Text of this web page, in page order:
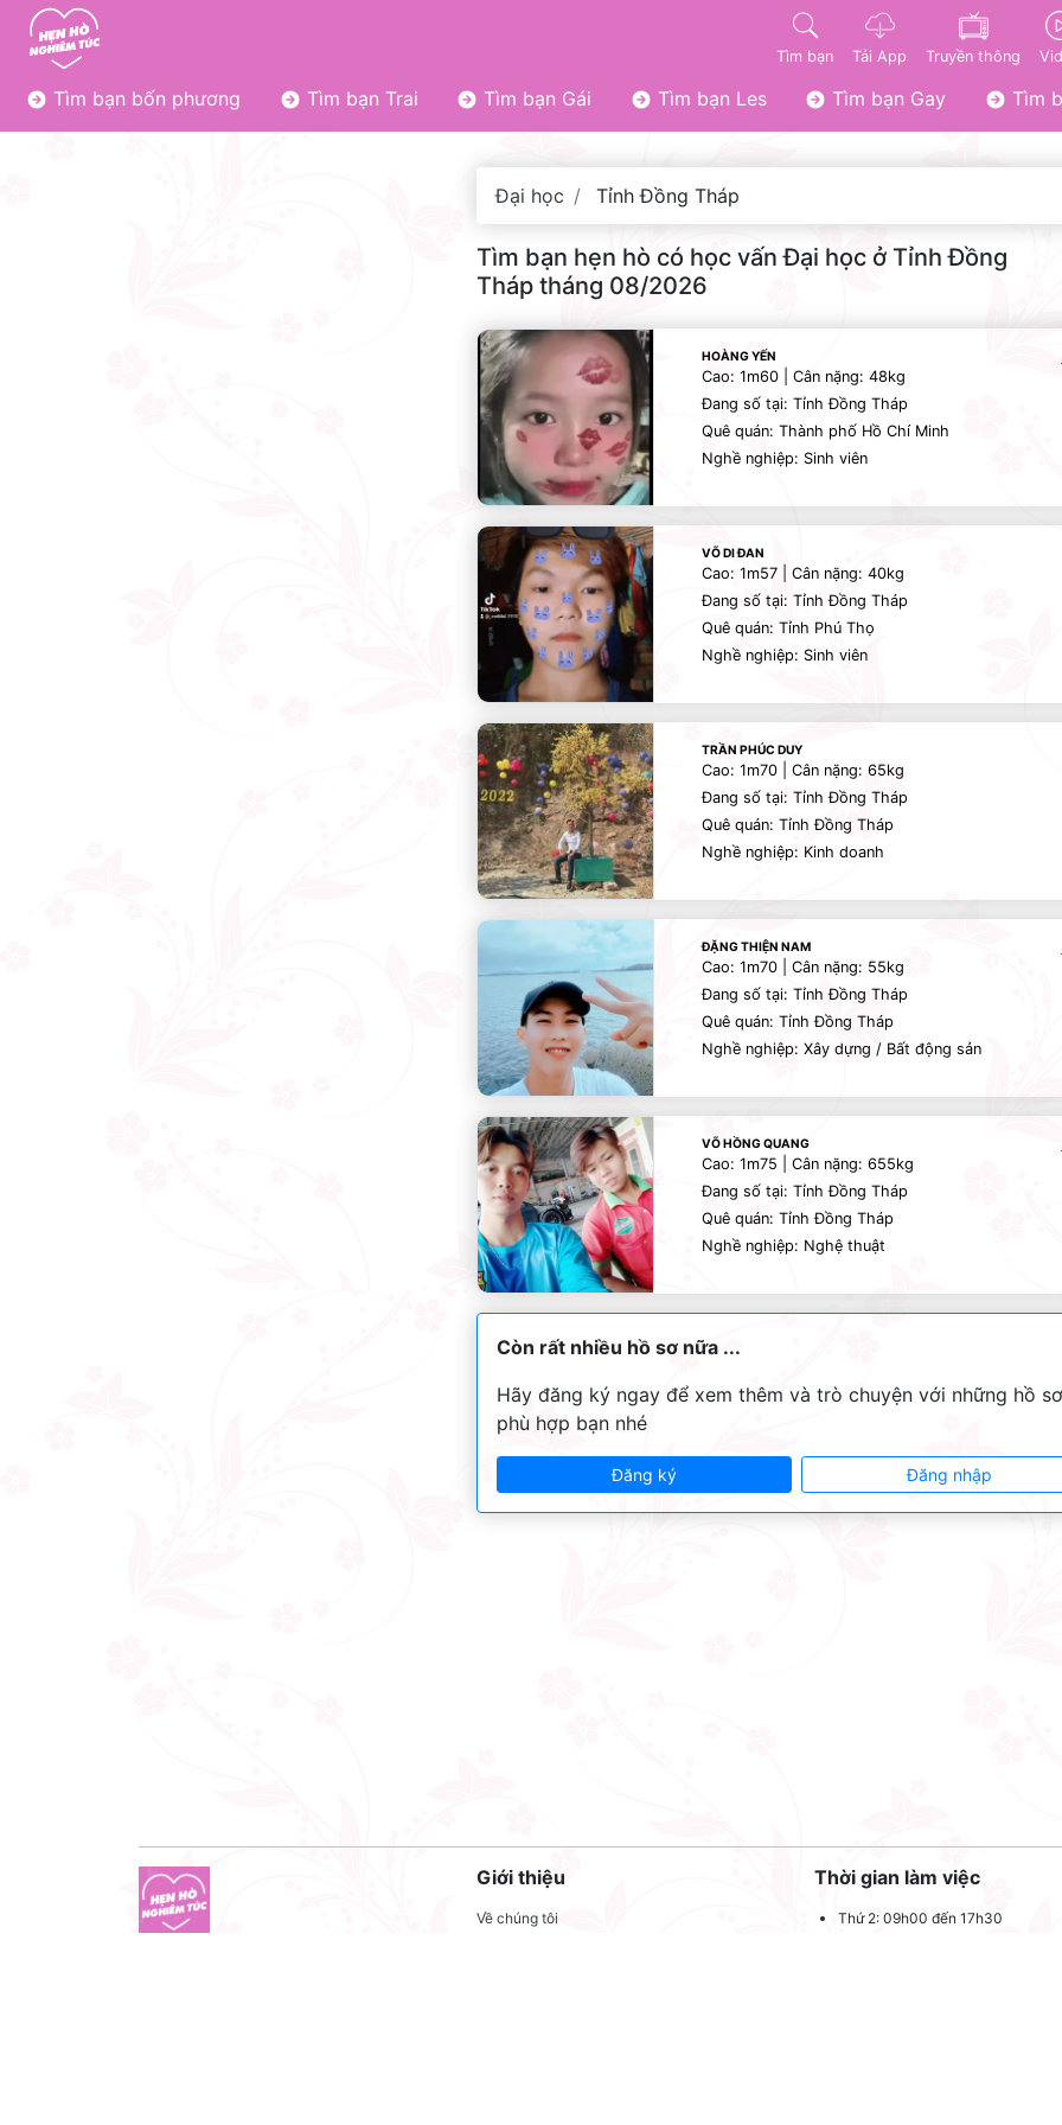
Tìm bạn Tải App Truyền thông
Tìm bạn bốn phương Tìm bạn Trai Tìm bạn Gái Tìm bạn Les Tìm bạn Gay Tìm
Đại học Tỉnh Đồng Tháp
Tìm bạn hẹn hò có học vấn Đại học ở Tỉnh Đồng
Tháp tháng 08/2026
HOÀNG YẾN
Cao: 1m60 | Cân nặng: 48kg
Đang số tại: Tỉnh Đồng Tháp
Quê quán: Thành phố Hồ Chí Minh
Nghề nghiệp: Sinh viên
VÕ DI ĐAN
Cao: 1m57 | Cân nặng: 40kg
Đang số tại: Tỉnh Đồng Tháp
Quê quán: Tỉnh Phú Thọ
Nghề nghiệp: Sinh viên
TRẦN PHÚC DUY
Cao: 1m70 | Cân nặng: 65kg
Đang số tại: Tỉnh Đồng Tháp
Quê quán: Tỉnh Đồng Tháp
Nghề nghiệp: Kinh doanh
ĐẶNG THIỆN NAM
Cao: 1m70 | Cân nặng: 55kg
Đang số tại: Tỉnh Đồng Tháp
Quê quán: Tỉnh Đồng Tháp
Nghề nghiệp: Xây dựng / Bất động sản
VÕ HỒNG QUANG
Cao: 1m75 | Cân nặng: 655kg
Đang số tại: Tỉnh Đồng Tháp
Quê quán: Tỉnh Đồng Tháp
Nghề nghiệp: Nghệ thuật
Còn rất nhiều hồ sơ nữa ...
Hãy đăng ký ngay để xem thêm và trò chuyện với những hồ sơ
phù hợp bạn nhé
Đăng ký Đăng nhập
Giới thiệu
Về chúng tôi
Thời gian làm việc
Thứ 2: 09h00 đến 17h30